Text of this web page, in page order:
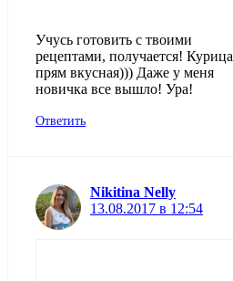
Учусь готовить с твоими
рецептами, получается! Курица
прям вкусная))) Даже у меня
новичка все вышло! Ура!
Ответить
Nikitina Nelly
13.08.2017 в 12:54